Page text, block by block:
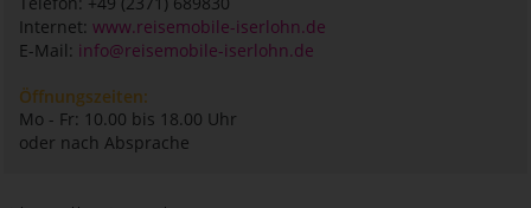
Internet: www.reisemobile-iserlohn.de
E-Mail: info@reisemobile-iserlohn.de
Öffnungszeiten:
Mo - Fr: 10.00 bis 18.00 Uhr
oder nach Absprache